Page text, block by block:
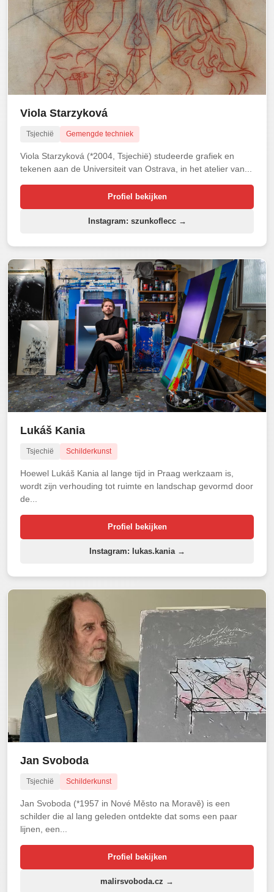
Viola Starzyková
Tsjechië Gemengde techniek
Viola Starzyková (*2004, Tsjechië) studeerde grafiek en
tekenen aan de Universiteit van Ostrava, in het atelier van...
Profiel bekijken
Instagram: szunkoflecc →
Lukáš Kania
Tsjechië Schilderkunst
Hoewel Lukáš Kania al lange tijd in Praag werkzaam is,
wordt zijn verhouding tot ruimte en landschap gevormd door
de...
Profiel bekijken
Instagram: lukas.kania →
Jan Svoboda
Tsjechië Schilderkunst
Jan Svoboda (*1957 in Nové Město na Moravě) is een
schilder die al lang geleden ontdekte dat soms een paar
lijnen, een...
Profiel bekijken
malirsvoboda.cz →